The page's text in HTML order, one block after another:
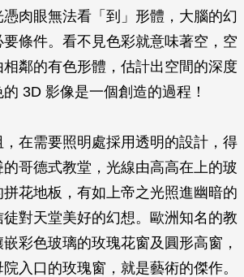
肉眼無法看「到」形體，大腦的幻
條件。看不見色彩就意味著空，空
鄰的有色形體，估計出空間的深度
3D 影像是一個創造的過程！
在需要照明處採用透明的設計，得
哥德式教堂，光線由高高在上的玻
花地板，有如上帝之光照進幽暗的
徒對天堂美好的幻想。歐洲知名的教
彩色玻璃的玫瑰花窗及圓形高窗，
入口的玫瑰窗，就是藝術的傑作。